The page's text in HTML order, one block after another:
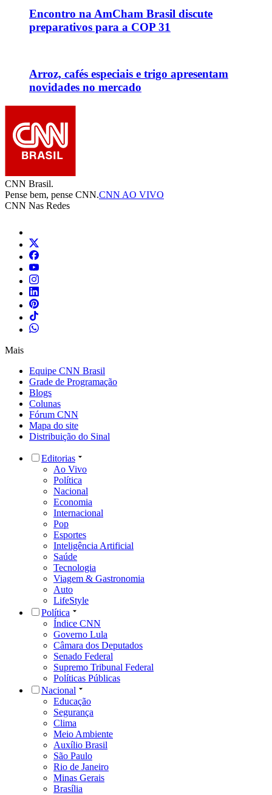
Encontro na AmCham Brasil discute
preparativos para a COP 31
Arroz, cafés especiais e trigo apresentam
novidades no mercado
CNN Brasil.
Pense bem, pense CNN.CNN AO VIVO
CNN Nas Redes
Mais
Equipe CNN Brasil
Grade de Programação
Blogs
Colunas
Fórum CNN
Mapa do site
Distribuição do Sinal
Editorias
Ao Vivo
Política
Nacional
Economia
Internacional
Pop
Esportes
Inteligência Artificial
Saúde
Tecnologia
Viagem & Gastronomia
Auto
LifeStyle
Política
Índice CNN
Governo Lula
Câmara dos Deputados
Senado Federal
Supremo Tribunal Federal
Políticas Públicas
Nacional
Educação
Segurança
Clima
Meio Ambiente
Auxílio Brasil
São Paulo
Rio de Janeiro
Minas Gerais
Brasília